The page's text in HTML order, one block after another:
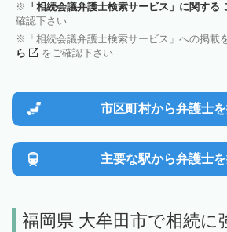
「相続会議弁護士検索サービス」に関する
確認下さい
「相続会議弁護士検索サービス」への掲載
ら
をご確認下さい
市区町村から弁護士
主要な駅から弁護士
福岡県 大牟田市で相続に